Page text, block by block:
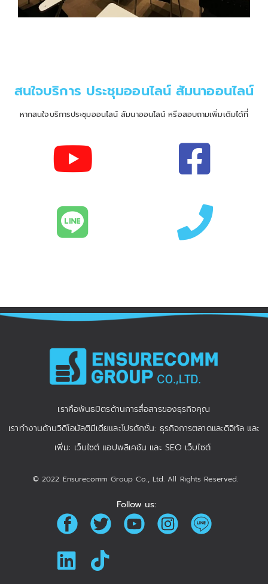
สนใจบริการ ประชุมออนไลน์ สัมนาออนไลน์
หากสนใจบริการประชุมออนไลน์ สัมนาออนไลน์ หรือสอบถามเพิ่มเติมได้ที่
เราคือพันธมิตรด้านการสื่อสารของธุรกิจคุณ
เราทำงานด้านวิดีโอมัลติมีเดียและโปรดักชั่น: ธุรกิจการตลาดและดิจิทัล และ
เพิ่ม: เว็บไซต์ แอปพลิเคชัน และ SEO เว็บไซต์
© 2022 Ensurecomm Group Co., Ltd. All Rights Reserved.
Follow us: